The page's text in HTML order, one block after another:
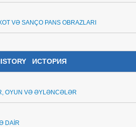
VƏ SANÇO PANS OBRAZLARI
ИСТОРИЯ
OYUN VƏ ƏYLƏNCƏLƏR
DAİR